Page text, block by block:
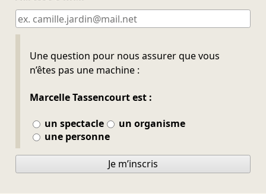
Une question pour nous assurer que vous
n’êtes pas une machine :
Marcelle Tassencourt est :
un spectacle
un organisme
une personne
Ne pas remplir
Je m’inscris